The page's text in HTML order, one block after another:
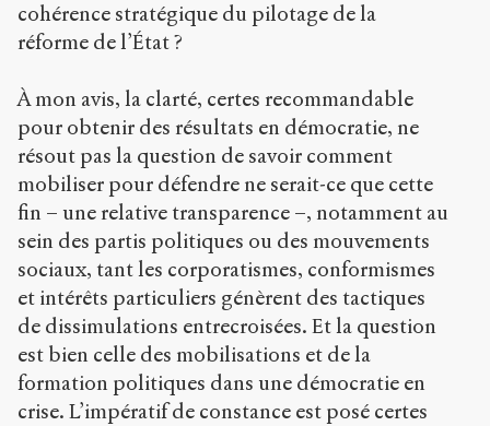
cohérence stratégique du pilotage de la
réforme de l’État ?
À mon avis, la clarté, certes recommandable
pour obtenir des résultats en démocratie, ne
résout pas la question de savoir comment
mobiliser pour défendre ne serait-ce que cette
fin – une relative transparence –, notamment au
sein des partis politiques ou des mouvements
sociaux, tant les corporatismes, conformismes
et intérêts particuliers génèrent des tactiques
de dissimulations entrecroisées. Et la question
est bien celle des mobilisations et de la
formation politiques dans une démocratie en
crise. L’impératif de constance est posé certes